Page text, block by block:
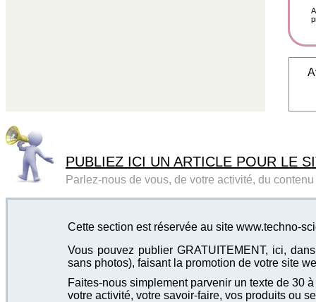
PUBLIEZ ICI UN ARTICLE POUR LE
Parlez-nous de vous, de votre activité, du
Cette section est réservée au site www.techno-
Vous pouvez publier GRATUITEMENT, ici,
sans photos), faisant la promotion de votre site
Faites-nous simplement parvenir un texte de 30
votre activité, votre savoir-faire, vos produits ou